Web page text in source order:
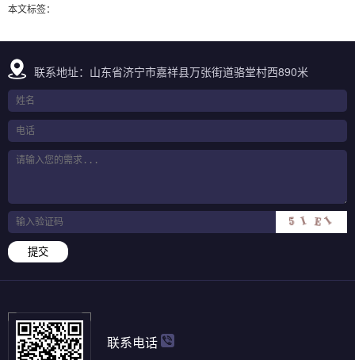
本文标签：
联系地址：山东省济宁市嘉祥县万张街道骆堂村西890米
提交
联系电话